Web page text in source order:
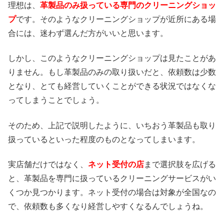
理想は、 革製品のみ扱っている専門のクリーニングショッ
プです。そのようなクリーニングショップが近所にある場
合には、迷わず選んだ方がいいと思います。
しかし、このようなクリーニングショップは見たことがあ
りません。もし革製品のみの取り扱いだと、依頼数は少数
となり、とても経営していくことができる状況ではなくな
ってしまうことでしょう。
そのため、上記で説明したように、いちおう革製品も取り
扱っているといった程度のものとなってしまいます。
実店舗だけではなく、 ネット受付の店まで選択肢を広げる
と、革製品を専門に扱っているクリーニングサービスがい
くつか見つかります。ネット受付の場合は対象が全国なの
で、依頼数も多くなり経営しやすくなるんでしょうね。